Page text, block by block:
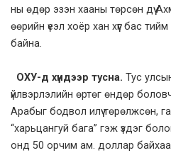
ны өдөр эзэн хааны төрсөн дүү
өөрийн үеэл хоёр хан хүүг бас
байна.
ОХУ-д хүндээр тусна. Тус
үйлвэрлэлийн өртөг өндөр
Арабыг бодвол илүү төрөлжсөн,
“харьцангуй бага” гэж үздэг
онд 50 орчим ам. доллар